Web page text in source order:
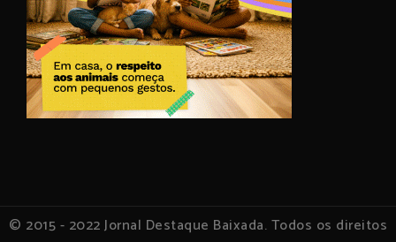
© 2015 - 2022 Jornal Destaque Baixada. Todos os direitos